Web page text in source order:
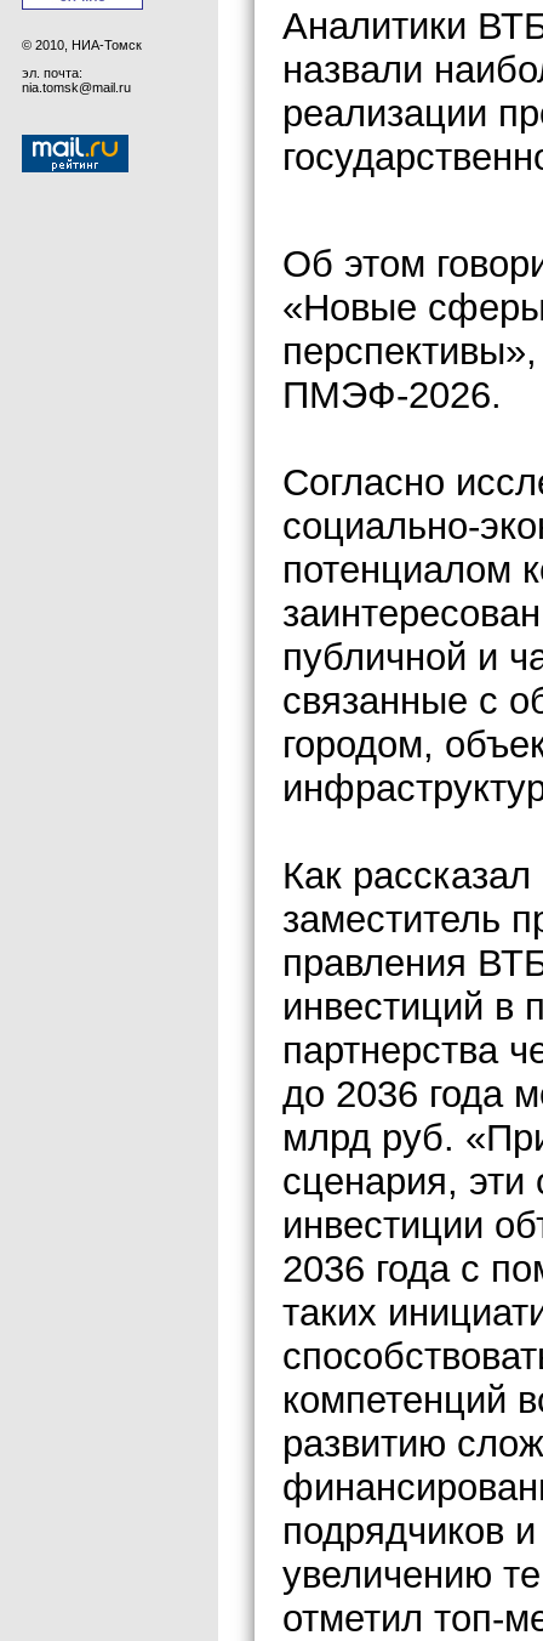
© 2010, НИА-Томск
эл. почта:
nia.tomsk@mail.ru
Аналитики
назвали
реализации
Об этом
«Новые
ПМЭФ-2026.
Согласно
социально-
потенциалом
публичной и
связанные с
городом,
Как
заместитель
правления
инвестиций в
партнерства
до 2036 года
млрд руб.
сценария, эти
инвестиции
2036 года с
таких
компетенций
развитию
подрядчиков
увеличению
отметил топ-